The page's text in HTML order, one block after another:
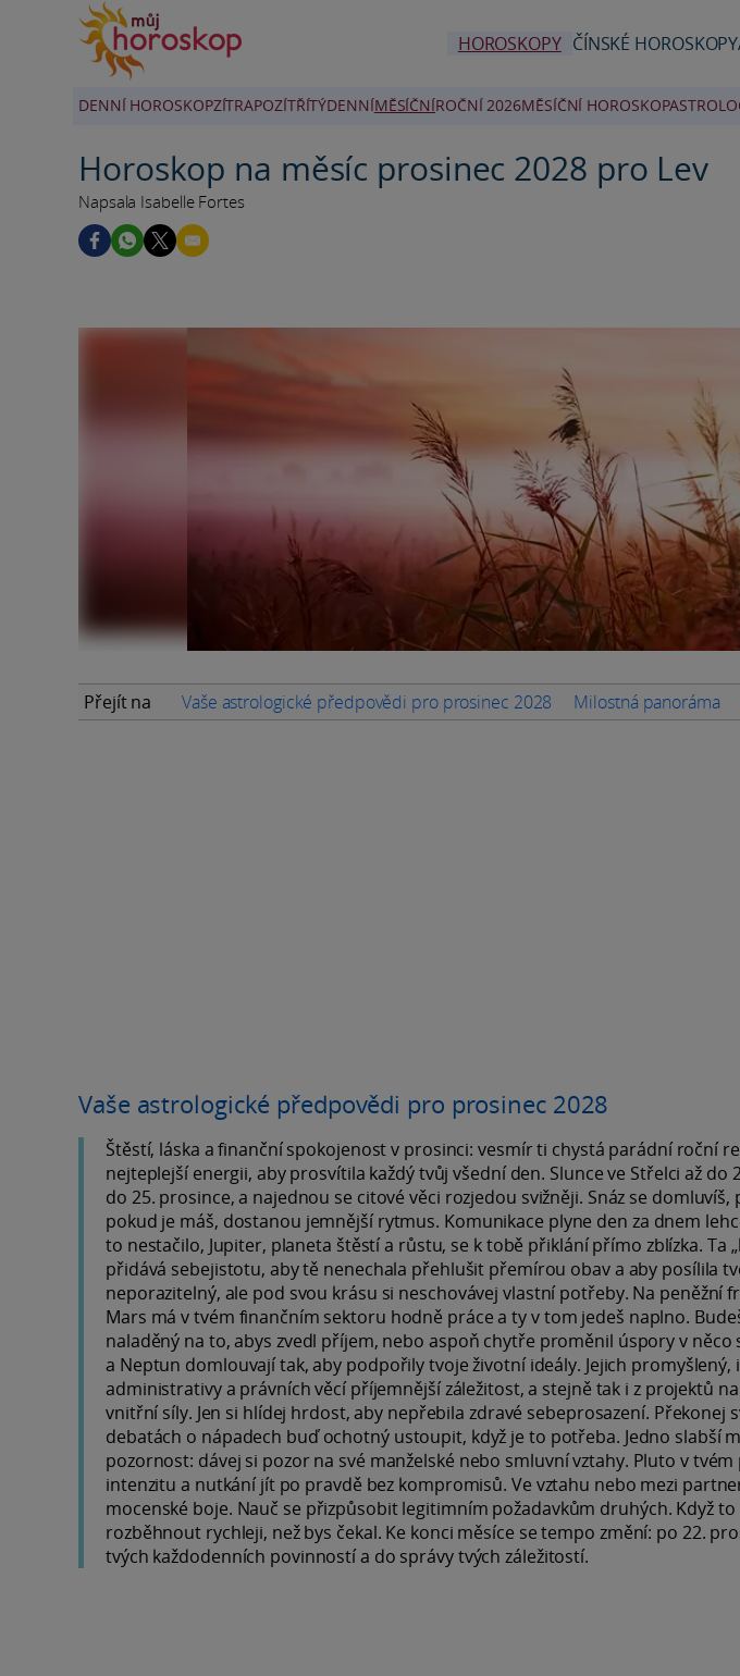
HOROSKOPY ČÍNSKÉ HOROSKOPY
DENNÍ HOROSKOPZÍTRAPOZÍTŘÍTÝDENNÍMĚSÍČNÍROČNÍ 2026MĚSÍČNÍ HOROSKOP
Horoskop na měsíc prosinec 2028 pro Lev
Napsala Isabelle Fortes
Přejít na Vaše astrologické předpovědi pro prosinec 2028 Milostná panoráma
Vaše astrologické předpovědi pro prosinec 2028
Štěstí, láska a finanční spokojenost v prosinci: vesmír ti chystá parádní roční
nejteplejší energii, aby prosvítila každý tvůj všední den. Slunce ve Střelci až
do 25. prosince, a najednou se citové věci rozjedou svižněji. Snáz se
pokud je máš, dostanou jemnější rytmus. Komunikace plyne den za dnem
to nestačilo, Jupiter, planeta štěstí a růstu, se k tobě přiklání přímo zblízka. Ta
přidává sebejistotu, aby tě nenechala přehlušit přemírou obav a aby posílila
neporazitelný, ale pod svou krásu si neschovávej vlastní potřeby. Na peněžní
Mars má v tvém finančním sektoru hodně práce a ty v tom jedeš naplno.
naladěný na to, abys zvedl příjem, nebo aspoň chytře proměnil úspory v něco
a Neptun domlouvají tak, aby podpořily tvoje životní ideály. Jejich promyšlený,
administrativy a právních věcí příjemnější záležitost, a stejně tak i z projektů
vnitřní síly. Jen si hlídej hrdost, aby nepřebila zdravé sebeprosazení.
debatách o nápadech buď ochotný ustoupit, když je to potřeba. Jedno slabší
pozornost: dávej si pozor na své manželské nebo smluvní vztahy. Pluto v
intenzitu a nutkání jít po pravdě bez kompromisů. Ve vztahu nebo mezi
mocenské boje. Nauč se přizpůsobit legitimním požadavkům druhých. Když
rozběhnout rychleji, než bys čekal. Ke konci měsíce se tempo změní: po 22.
tvých každodenních povinností a do správy tvých záležitostí.